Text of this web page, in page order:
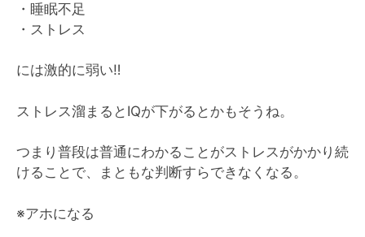
・睡眠不足
・ストレス
には激的に弱い‼️
ストレス溜まるとIQが下がるとかもそうね。
つまり普段は普通にわかることがストレスがかかり続
けることで、まともな判断すらできなくなる。
※アホになる